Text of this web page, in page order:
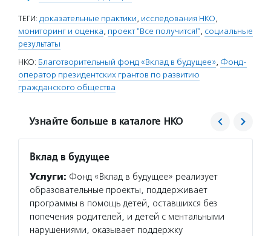
ТЕГИ: доказательные практики, исследования НКО,
мониторинг и оценка, проект "Все получится!", социальные
результаты
НКО: Благотворительный фонд «Вклад в будущее», Фонд-
оператор президентских грантов по развитию
гражданского общества
Узнайте больше в каталоге НКО
Вклад в будущее
Услуги: Фонд «Вклад в будущее» реализует
образовательные проекты, поддерживает
программы в помощь детей, оставшихся без
попечения родителей, и детей с ментальными
нарушениями, оказывает поддержку